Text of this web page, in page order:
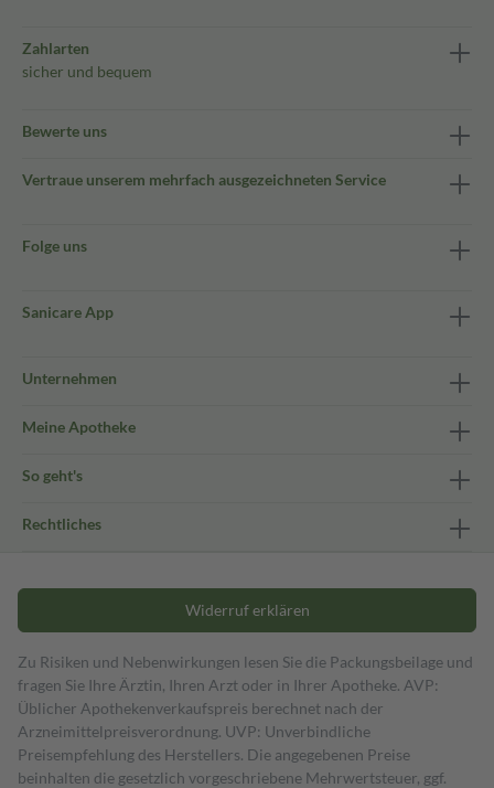
Zahlarten
sicher und bequem
Bewerte uns
Vertraue unserem mehrfach ausgezeichneten Service
Folge uns
Sanicare App
Unternehmen
Meine Apotheke
So geht's
Rechtliches
Widerruf erklären
Zu Risiken und Nebenwirkungen lesen Sie die Packungsbeilage und
fragen Sie Ihre Ärztin, Ihren Arzt oder in Ihrer Apotheke. AVP:
Üblicher Apothekenverkaufspreis berechnet nach der
Arzneimittelpreisverordnung. UVP: Unverbindliche
Preisempfehlung des Herstellers. Die angegebenen Preise
beinhalten die gesetzlich vorgeschriebene Mehrwertsteuer, ggf.